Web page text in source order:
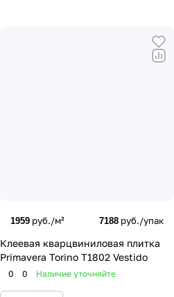
1959 руб./м² 7188 руб./упак
Клеевая кварцвиниловая плитка
Primavera Torino T1802 Vestido
0 0 Наличие уточняйте